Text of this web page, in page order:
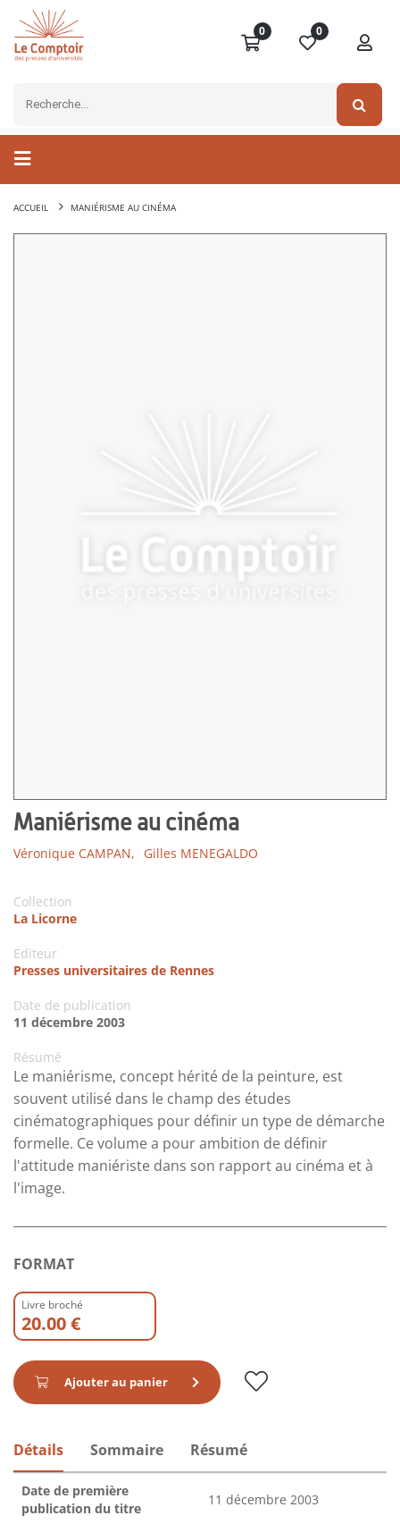
0 0
ACCUEIL MANIÉRISME AU CINÉMA
Maniérisme au cinéma
Véronique CAMPAN, Gilles MENEGALDO
Collection
La Licorne
Editeur
Presses universitaires de Rennes
Date de publication
11 décembre 2003
Résumé
Le maniérisme, concept hérité de la peinture, est
souvent utilisé dans le champ des études
cinématographiques pour définir un type de démarche
formelle. Ce volume a pour ambition de définir
l'attitude maniériste dans son rapport au cinéma et à
l'image.
FORMAT
Livre broché
20.00 €
Ajouter au panier
Détails Sommaire Résumé
Date de première
publication du titre
11 décembre 2003